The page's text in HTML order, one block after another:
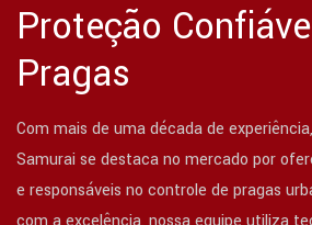
Proteção
Pragas
Com mais de uma década de
Samurai se destaca no mercado por
e responsáveis no controle de pragas